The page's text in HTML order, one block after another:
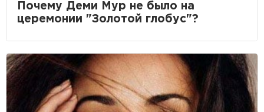
Почему Деми Мур не было на
церемонии "Золотой глобус"?